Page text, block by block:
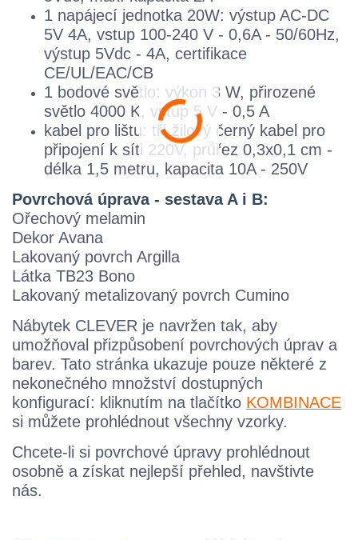
1 napájecí jednotka 20W: výstup AC-DC
5V 4A, vstup 100-240 V - 0,6A - 50/60Hz,
výstup 5Vdc - 4A, certifikace
CE/UL/EAC/CB
1 bodové světlo: výkon 3 W, přirozené
světlo 4000 K, vstup 5 V - 0,5 A
kabel pro lištu: tří žilový černý kabel pro
připojení k síti 220V, průřez 0,3x0,1 cm -
délka 1,5 metru, kapacita 10A - 250V
Povrchová úprava - sestava A i B:
Ořechový melamin
Dekor Avana
Lakovaný povrch Argilla
Látka TB23 Bono
Lakovaný metalizovaný povrch Cumino
Nábytek CLEVER je navržen tak, aby
umožňoval přizpůsobení povrchových úprav a
barev. Tato stránka ukazuje pouze některé z
nekonečného množství dostupných
konfigurací: kliknutím na tlačítko KOMBINACE
si můžete prohlédnout všechny vzorky.
Chcete-li si povrchové úpravy prohlédnout
osobně a získat nejlepší přehled, navštivte
nás.